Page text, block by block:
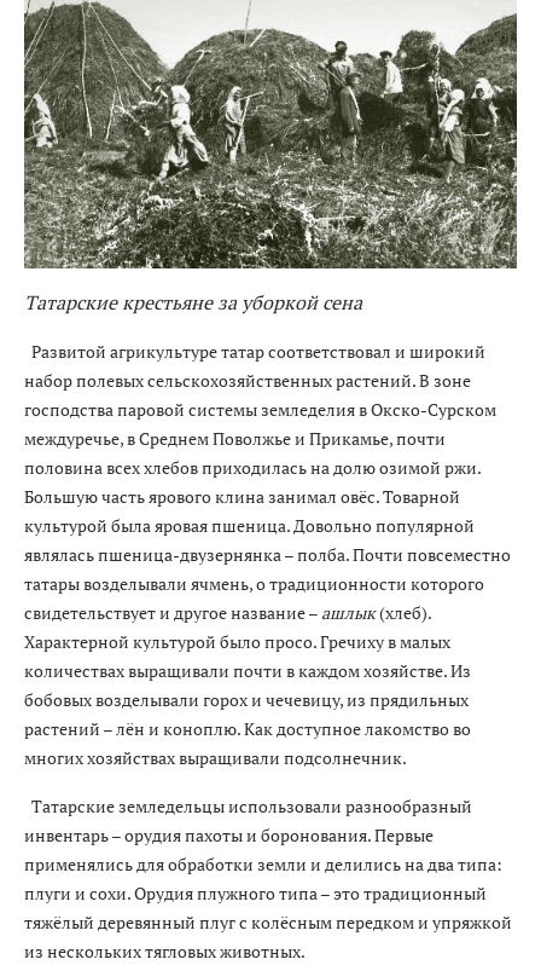
Татарские крестьяне за уборкой сена
Развитой агрикультуре татар соответствовал и широкий
набор полевых сельскохозяйственных растений. В зоне
господства паровой системы земледелия в Окско-Сурском
междуречье, в Среднем Поволжье и Прикамье, почти
половина всех хлебов приходилась на долю озимой ржи.
Большую часть ярового клина занимал овёс. Товарной
культурой была яровая пшеница. Довольно популярной
являлась пшеница-двузернянка – полба. Почти повсеместно
татары возделывали ячмень, о традиционности которого
свидетельствует и другое название – ашлык(хлеб).
Характерной культурой было просо. Гречиху в малых
количествах выращивали почти в каждом хозяйстве. Из
бобовых возделывали горох и чечевицу, из прядильных
растений – лён и коноплю. Как доступное лакомство во
многих хозяйствах выращивали подсолнечник.
Татарские земледельцы использовали разнообразный
инвентарь – орудия пахоты и боронования. Первые
применялись для обработки земли и делились на два типа:
плуги и сохи. Орудия плужного типа – это традиционный
тяжёлый деревянный плуг с колёсным передком и упряжкой
из нескольких тягловых животных.